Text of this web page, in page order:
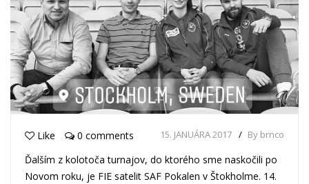
15. JANUÁRA 2017 By brnco
Like
0 comments
Ďalším z kolotoča turnajov, do ktorého sme naskočili po
Novom roku, je FIE satelit SAF Pokalen v Štokholme. 14.